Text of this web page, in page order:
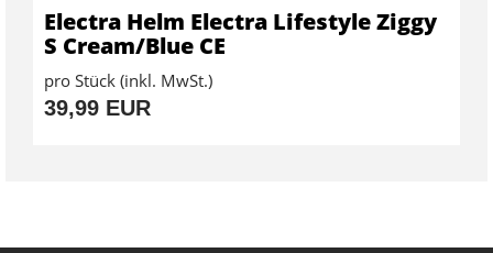
Electra Helm Electra Lifestyle Ziggy
S Cream/Blue CE
pro Stück (inkl. MwSt.)
39,99 EUR